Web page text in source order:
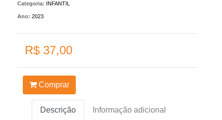
Categoria: INFANTIL
Ano: 2023
R$ 37,00
Comprar
Descrição Informação adicional